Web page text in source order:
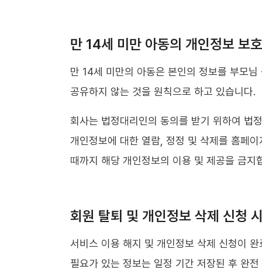
만 14세 미만 아동의 개인정보 보호
만 14세 미만의 아동은 본인의 정보를 부모
공유하지 않는 것을 원칙으로 하고 있습니다.
회사는 법정대리인의 동의를 받기 위하여 법
개인정보에 대한 열람, 정정 및 삭제를 홈페
때까지 해당 개인정보의 이용 및 제공을 금지
회원 탈퇴 및 개인정보 삭제 신청
서비스 이용 해지 및 개인정보 삭제 신청이
필요가 있는 정보는 일정 기간 저장된 후 완